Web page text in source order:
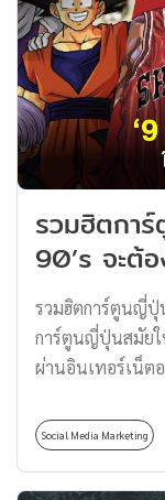
โพสต์) หากจะให้
ร้อง, นักแต่งเพล
กรกฎาคม 1995
(ซึ่งตรงกับวันชาติ
เกรปไวน์ รัฐเท็ก
Grapevine High
รวมฮิตกา
90’s จะต้
รวมฮิตการ์ตูนญี่ปุ่
การ์ตูนญี่ปุ่นสมัยใ
ผ่านอินเทอร์เน็ต
โมเมนต์ในอดีตเ
การ์ตูนญี่ปุ่นยอด
การ์ตูนญี่ปุ่น เรื่อ
Social Media Marketing